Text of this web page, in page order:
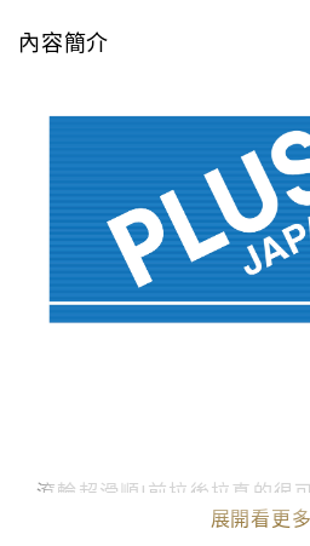
內容簡介
滾輪超滑順!前拉後拉真的很
1.筆端超輕滾輪設計，握筆
展開看更多